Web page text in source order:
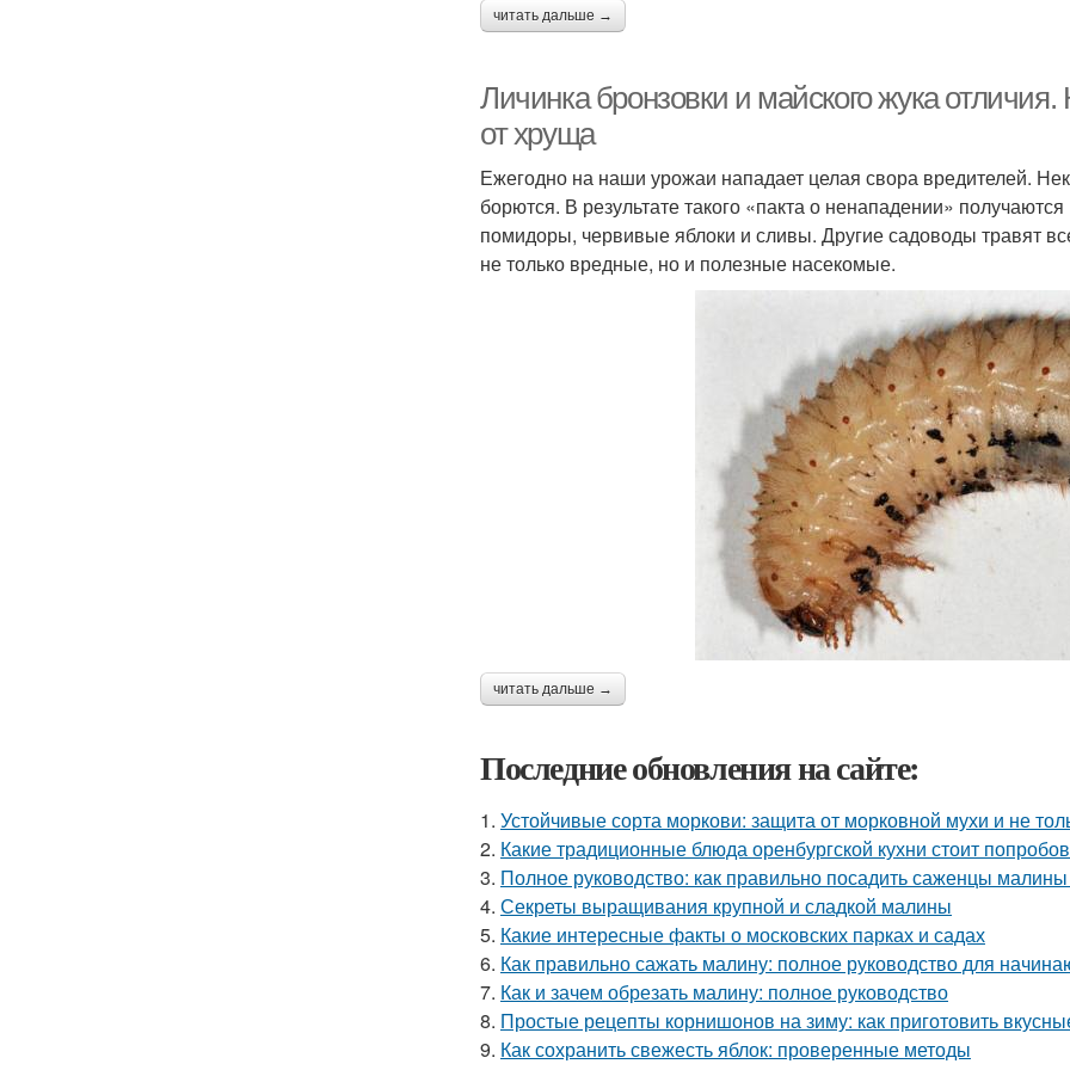
читать дальше →
Личинка бронзовки и майского жука отличия.
от хруща
Ежегодно на наши урожаи нападает целая свора вредителей.
борются. В результате такого «пакта о ненападении»
помидоры, червивые яблоки и сливы. Другие садоводы травят
не только вредные, но и полезные насекомые.
читать дальше →
Последние обновления на сайте:
1. Устойчивые сорта моркови: защита от морковной мухи и не
2. Какие традиционные блюда оренбургской кухни стоит
3. Полное руководство: как правильно посадить саженцы
4. Секреты выращивания крупной и сладкой малины
5. Какие интересные факты о московских парках и садах
6. Как правильно сажать малину: полное руководство для
7. Как и зачем обрезать малину: полное руководство
8. Простые рецепты корнишонов на зиму: как приготовить
9. Как сохранить свежесть яблок: проверенные методы